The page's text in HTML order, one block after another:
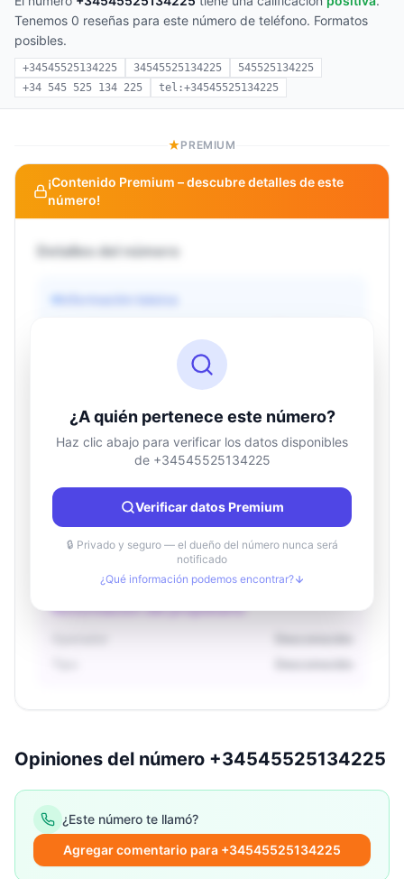
Tenemos 0 reseñas para este número de teléfono. Formatos
posibles.
+34545525134225 34545525134225
545525134225
+34 545 525 134 225
tel:+34545525134225
PREMIUM
¡Contenido Premium – descubre detalles de este
número!
Detalles del número
Información básica
Información de ubicación
País
Desconocido
Ciudad
Desconocido
Región
Desconocido
Información del propietario
¿A quién pertenece este número?
Haz clic abajo para verificar los datos disponibles
de +34545525134225
Verificar datos Premium
🔒 Privado y seguro — el dueño del número nunca será
notificado
¿Qué información podemos encontrar?
Opiniones del número +34545525134225
¿Este número te llamó?
Agregar comentario para +34545525134225